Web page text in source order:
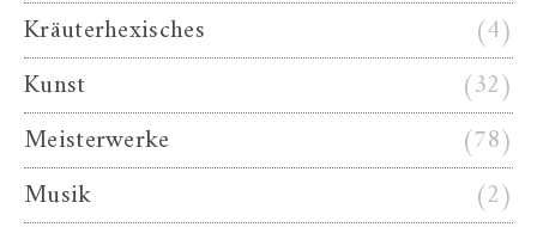
Kräuterhexisches
(4)
Kunst
(32)
Meisterwerke
(78)
Musik
(2)